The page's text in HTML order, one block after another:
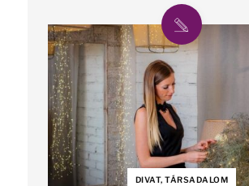
DIVAT, TÁRSADALOM